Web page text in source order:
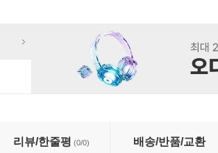
리뷰/한줄평 (0/0) 배송/반품/교환